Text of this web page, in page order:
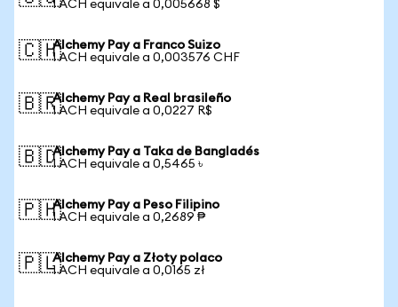
1 ACH equivale a 0,005668 $
🇨🇭Alchemy Pay a Franco Suizo
1 ACH equivale a 0,003576 CHF
🇧🇷Alchemy Pay a Real brasileño
1 ACH equivale a 0,0227 R$
🇧🇩Alchemy Pay a Taka de Bangladés
1 ACH equivale a 0,5465 ৳
🇵🇭Alchemy Pay a Peso Filipino
1 ACH equivale a 0,2689 ₱
🇵🇱Alchemy Pay a Złoty polaco
1 ACH equivale a 0,0165 zł